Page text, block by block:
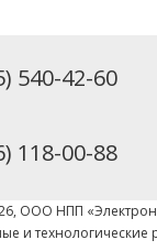
540-42-60
118-00-88
ООО НПП
и